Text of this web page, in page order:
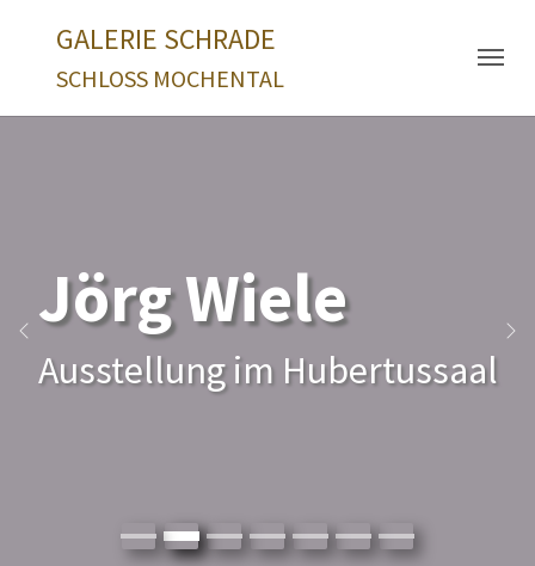
GALERIE SCHRADE
SCHLOSS MOCHENTAL
Jörg Wiele
Ausstellung im Hubertussaal
Zurück